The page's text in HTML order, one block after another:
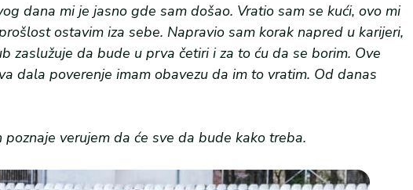
dana mi je jasno gde sam došao. Vratio sam se kući, ovo mi
ostavim iza sebe. Napravio sam korak napred u karijeri,
zaslužuje da bude u prva četiri i za to ću da se borim. Ove
dala poverenje imam obavezu da im to vratim. Od danas
verujem da će sve da bude kako treba.